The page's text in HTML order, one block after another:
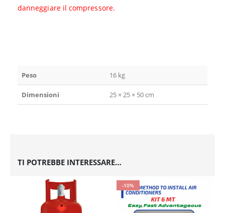
danneggiare il compressore.
Peso 16 kg
Dimensioni 25 × 25 × 50 cm
TI POTREBBE INTERESSARE…
-10%